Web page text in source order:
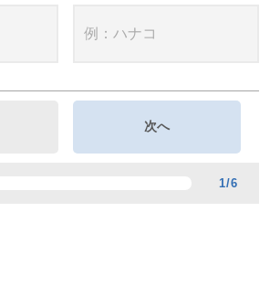
1/6